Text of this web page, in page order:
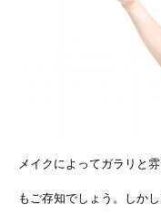
メイクによってガラリと
もご存知でしょう。しか